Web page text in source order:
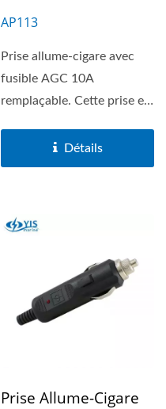
AP113
Prise allume-cigare avec
fusible AGC 10A
remplaçable. Cette prise est
Détails
Prise Allume-Cigare